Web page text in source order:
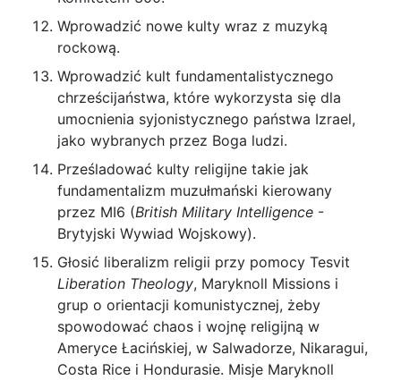
Wprowadzić nowe kulty wraz z muzyką
rockową.
Wprowadzić kult fundamentalistycznego
chrześcijaństwa, które wykorzysta się dla
umocnienia syjonistycznego państwa Izrael,
jako wybranych przez Boga ludzi.
Prześladować kulty religijne takie jak
fundamentalizm muzułmański kierowany
przez MI6 (British Military Intelligence -
Brytyjski Wywiad Wojskowy).
Głosić liberalizm religii przy pomocy Tesvit
Liberation Theology, Maryknoll Missions i
grup o orientacji komunistycznej, żeby
spowodować chaos i wojnę religijną w
Ameryce Łacińskiej, w Salwadorze, Nikaragui,
Costa Rice i Hondurasie. Misje Maryknoll